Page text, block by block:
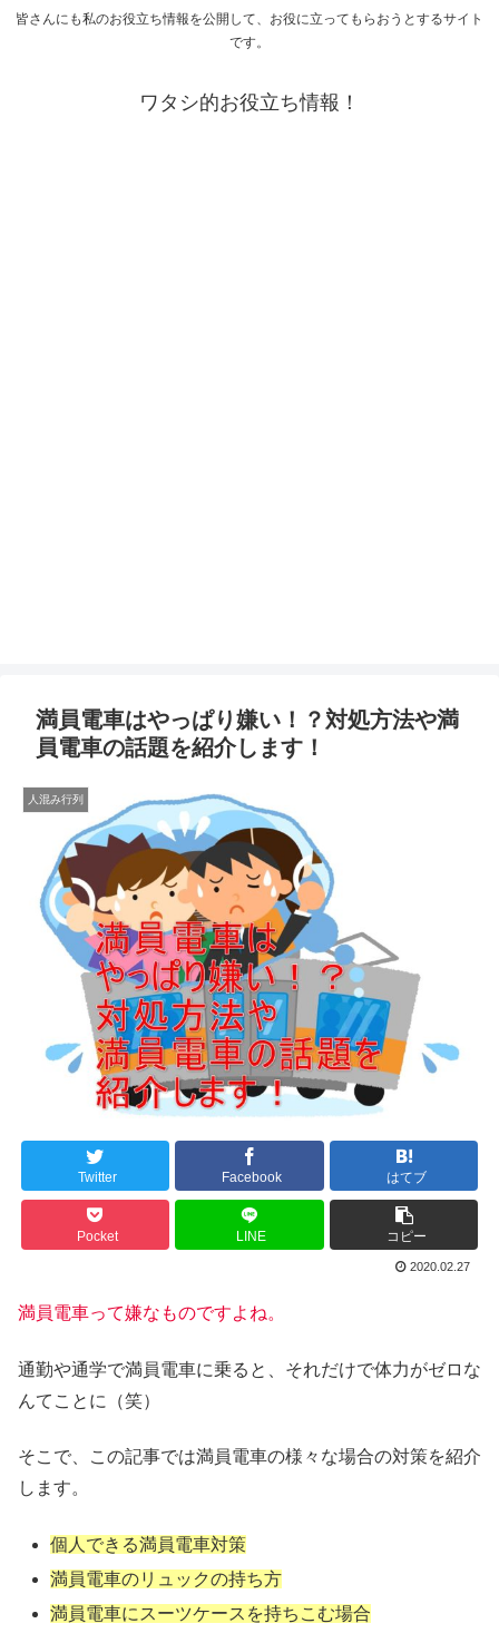
皆さんにも私のお役立ち情報を公開して、お役に立ってもらおうとするサイト
です。
ワタシ的お役立ち情報！
満員電車はやっぱり嫌い！？対処方法や満
員電車の話題を紹介します！
人混み行列
Twitter Facebook はてブ
Pocket LINE コピー
2020.02.27
満員電車って嫌なものですよね。
通勤や通学で満員電車に乗ると、それだけで体力がゼロな
んてことに（笑）
そこで、この記事では満員電車の様々な場合の対策を紹介
します。
個人できる満員電車対策
満員電車のリュックの持ち方
満員電車にスーツケースを持ちこむ場合